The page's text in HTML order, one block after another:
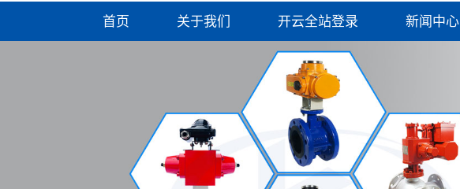
首页 关于我们 开云全站登录 新闻中心